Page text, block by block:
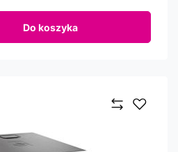
Do koszyka